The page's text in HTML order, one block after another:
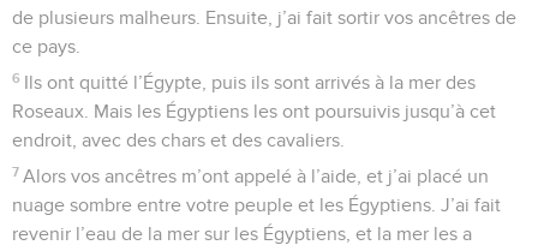
de plusieurs malheurs. Ensuite, j’ai fait sortir vos ancêtres de
ce pays.
6 Ils ont quitté l’Égypte, puis ils sont arrivés à la mer des
Roseaux. Mais les Égyptiens les ont poursuivis jusqu’à cet
endroit, avec des chars et des cavaliers.
7 Alors vos ancêtres m’ont appelé à l’aide, et j’ai placé un
nuage sombre entre votre peuple et les Égyptiens. J’ai fait
revenir l’eau de la mer sur les Égyptiens, et la mer les a